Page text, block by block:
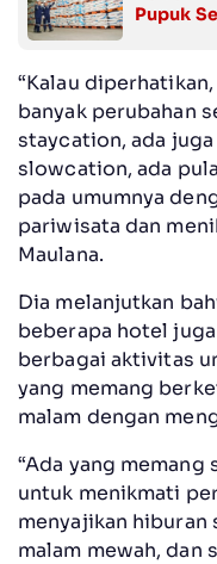
Pupuk
“Kalau
banyak perubahan
staycation, ada
slowcation, ada
pada umumnya
pariwisata dan
Maulana.
Dia melanjutkan
beberapa hotel
berbagai aktivitas
yang memang
malam dengan
“Ada yang
untuk menikmati
menyajikan
malam mewah, dan